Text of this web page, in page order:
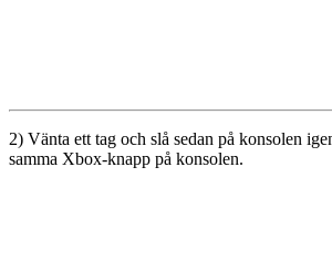
2) Vänta ett tag och slå sedan på konsolen
samma Xbox-knapp på konsolen.